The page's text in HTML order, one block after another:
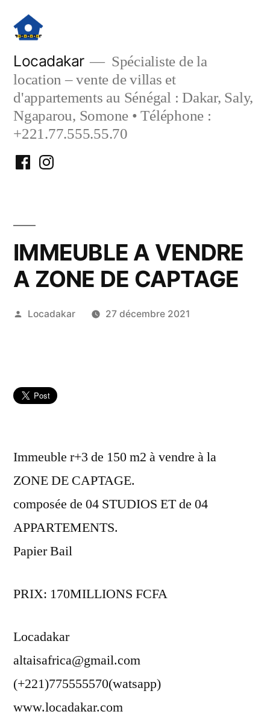
contenu
Locadakar
Spécialiste de la
location – vente de villas et
d'appartements au Sénégal : Dakar, Saly,
Ngaparou, Somone • Téléphone :
+221.77.555.55.70
FacebookInstagram
IMMEUBLE A VENDRE
A ZONE DE CAPTAGE
Publié
Locadakar 27 décembre 2021
Immeuble r+3 de 150 m2 à vendre à la
ZONE DE CAPTAGE.
composée de 04 STUDIOS ET de 04
APPARTEMENTS.
Papier Bail
PRIX: 170MILLIONS FCFA
Locadakar
altaisafrica@gmail.com
(+221)775555570(watsapp)
www.locadakar.com